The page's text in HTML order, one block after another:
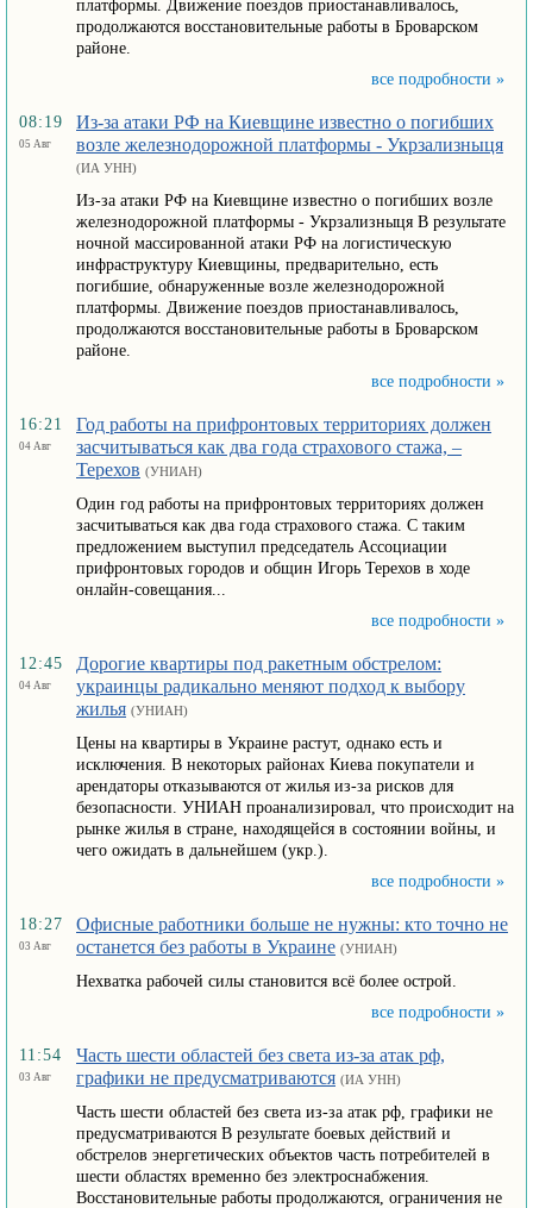
платформы. Движение поездов приостанавливалось,
продолжаются восстановительные работы в Броварском
районе.
все подробности »
08:19
05 Авг
Из-за атаки РФ на Киевщине известно о погибших
возле железнодорожной платформы - Укрзализныця
(ИА УНН)
Из-за атаки РФ на Киевщине известно о погибших возле
железнодорожной платформы - Укрзализныця В результате
ночной массированной атаки РФ на логистическую
инфраструктуру Киевщины, предварительно, есть
погибшие, обнаруженные возле железнодорожной
платформы. Движение поездов приостанавливалось,
продолжаются восстановительные работы в Броварском
районе.
все подробности »
16:21
04 Авг
Год работы на прифронтовых территориях должен
засчитываться как два года страхового стажа, –
Терехов (УНИАН)
Один год работы на прифронтовых территориях должен
засчитываться как два года страхового стажа. С таким
предложением выступил председатель Ассоциации
прифронтовых городов и общин Игорь Терехов в ходе
онлайн-совещания...
все подробности »
12:45
04 Авг
Дорогие квартиры под ракетным обстрелом:
украинцы радикально меняют подход к выбору
жилья (УНИАН)
Цены на квартиры в Украине растут, однако есть и
исключения. В некоторых районах Киева покупатели и
арендаторы отказываются от жилья из-за рисков для
безопасности. УНИАН проанализировал, что происходит на
рынке жилья в стране, находящейся в состоянии войны, и
чего ожидать в дальнейшем (укр.).
все подробности »
18:27
03 Авг
Офисные работники больше не нужны: кто точно не
останется без работы в Украине (УНИАН)
Нехватка рабочей силы становится всё более острой.
все подробности »
11:54
03 Авг
Часть шести областей без света из-за атак рф,
графики не предусматриваются (ИА УНН)
Часть шести областей без света из-за атак рф, графики не
предусматриваются В результате боевых действий и
обстрелов энергетических объектов часть потребителей в
шести областях временно без электроснабжения.
Восстановительные работы продолжаются, ограничения не